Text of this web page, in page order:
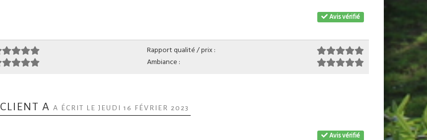
Avis vérifié
Rapport qualité / prix :
Ambiance :
CLIENT A A ÉCRIT LE JEUDI 16 FÉVRIER 2023
Avis vérifié